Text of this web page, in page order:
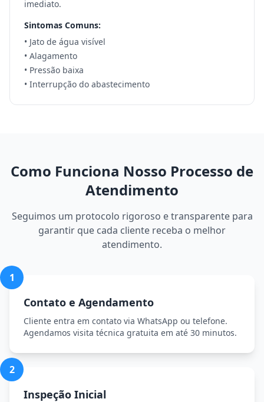
imediato.
Sintomas Comuns:
• Jato de água visível
• Alagamento
• Pressão baixa
• Interrupção do abastecimento
Como Funciona Nosso Processo de
Atendimento
Seguimos um protocolo rigoroso e transparente para
garantir que cada cliente receba o melhor
atendimento.
1
Contato e Agendamento
Cliente entra em contato via WhatsApp ou telefone.
Agendamos visita técnica gratuita em até 30 minutos.
2
Inspeção Inicial